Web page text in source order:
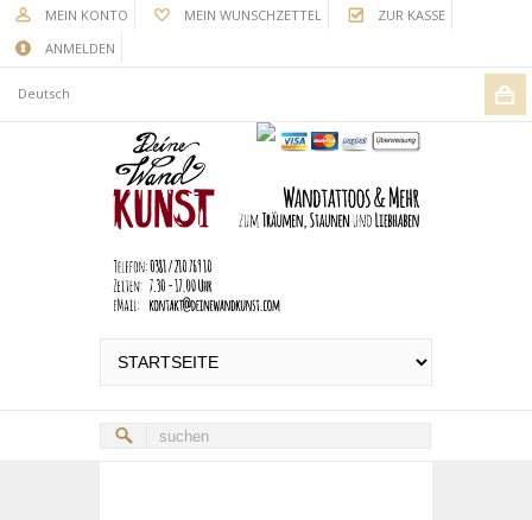
MEIN KONTO MEIN WUNSCHZETTEL
ZUR KASSE
ANMELDEN
Deutsch